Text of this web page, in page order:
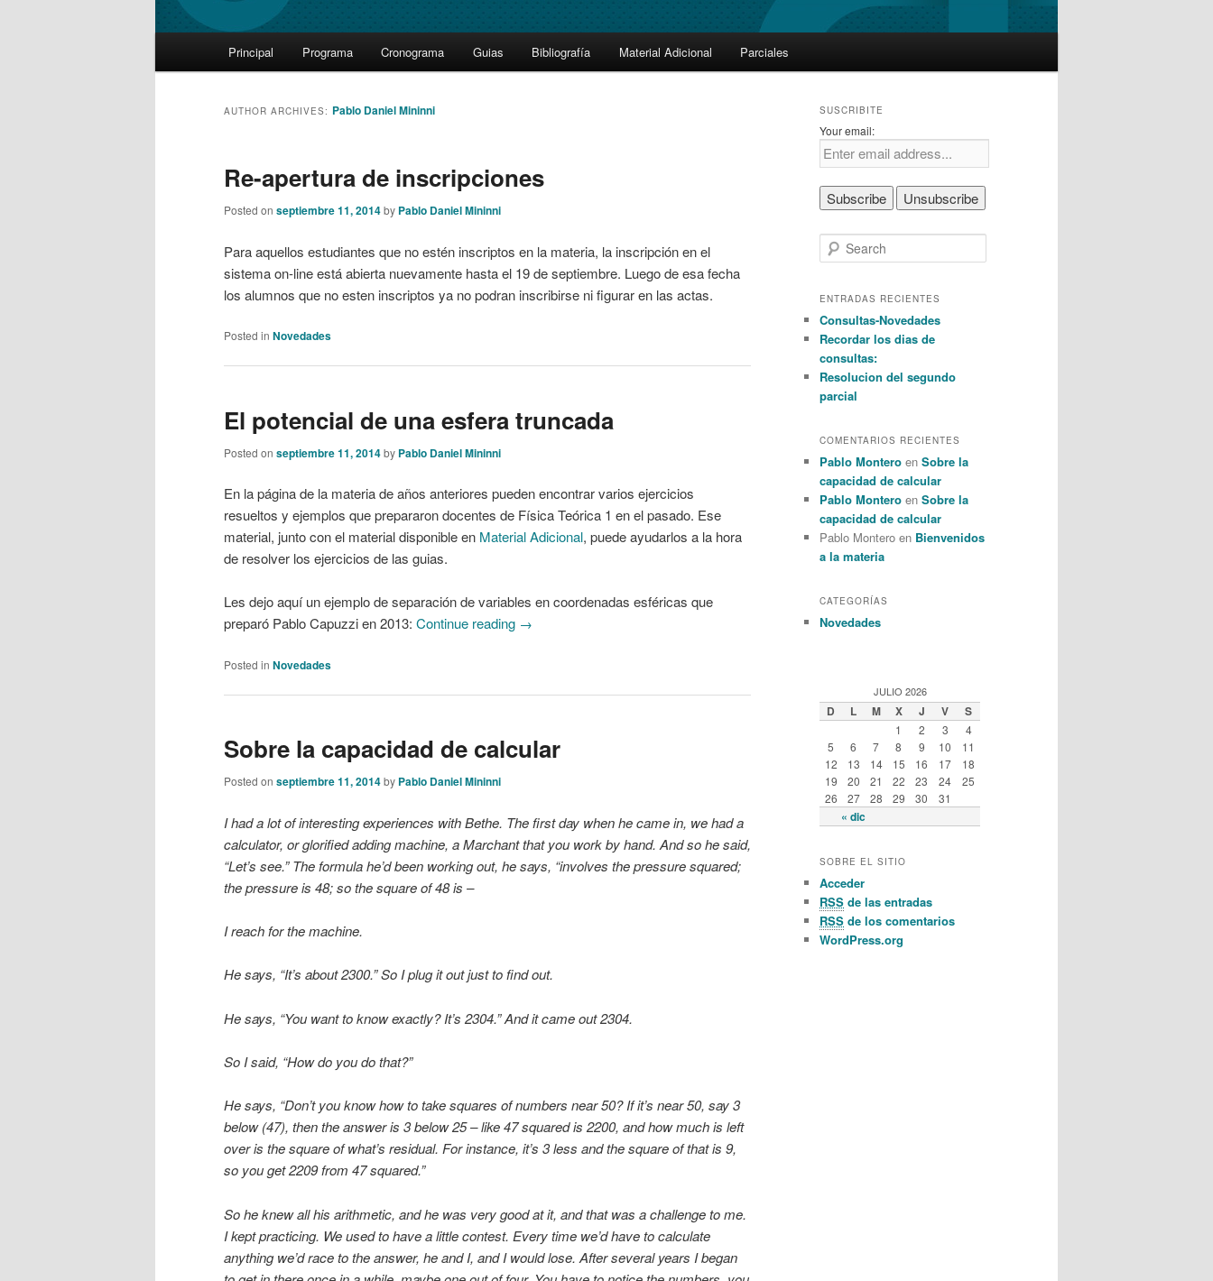
Skip
content
Skip
content
Principal Programa Cronograma Guias Bibliografía Material Adicional Parciales
AUTHOR ARCHIVES: Pablo Daniel Mininni
Re-apertura de inscripciones
Posted on septiembre 11, 2014by Pablo Daniel Mininni
Para aquellos estudiantes que no estén inscriptos en la materia, la inscripción en el
sistema on-line está abierta nuevamente hasta el 19 de septiembre. Luego de esa fecha
los alumnos que no esten inscriptos ya no podran inscribirse ni figurar en las actas.
Posted in Novedades
El potencial de una esfera truncada
Posted on septiembre 11, 2014by Pablo Daniel Mininni
En la página de la materia de años anteriores pueden encontrar varios ejercicios
resueltos y ejemplos que prepararon docentes de Física Teórica 1 en el pasado. Ese
material, junto con el material disponible en Material Adicional, puede ayudarlos a la hora
de resolver los ejercicios de las guias.
Les dejo aquí un ejemplo de separación de variables en coordenadas esféricas que
preparó Pablo Capuzzi en 2013: Continue reading →
Posted in Novedades
Sobre la capacidad de calcular
Posted on septiembre 11, 2014by Pablo Daniel Mininni
I had a lot of interesting experiences with Bethe. The first day when he came in, we had a
calculator, or glorified adding machine, a Marchant that you work by hand. And so he said,
“Let’s see.” The formula he’d been working out, he says, “involves the pressure squared;
the pressure is 48; so the square of 48 is –
I reach for the machine.
He says, “It’s about 2300.” So I plug it out just to find out.
He says, “You want to know exactly? It’s 2304.” And it came out 2304.
So I said, “How do you do that?”
He says, “Don’t you know how to take squares of numbers near 50? If it’s near 50, say 3
below (47), then the answer is 3 below 25 – like 47 squared is 2200, and how much is left
over is the square of what’s residual. For instance, it’s 3 less and the square of that is 9,
so you get 2209 from 47 squared.”
So he knew all his arithmetic, and he was very good at it, and that was a challenge to me.
I kept practicing. We used to have a little contest. Every time we’d have to calculate
anything we’d race to the answer, he and I, and I would lose. After several years I began
SUSCRIBITE
Your email:
e
r
h
ENTRADAS RECIENTES
Consultas-Novedades
Recordar los dias de
consultas:
Resolucion del segundo
parcial
COMENTARIOS RECIENTES
Pablo Montero en Sobre la
capacidad de calcular
Pablo Montero en Sobre la
capacidad de calcular
Pablo Montero en Bienvenidos
a la materia
CATEGORÍAS
Novedades
JULIO 2026
D L M X J V S
« dic
1 2 3
4
5
6 7 8 9 10
11
12
13 14 15 16 17
18
19
20 21 22 23 24
25
26
27 28 29 30 31
SOBRE EL SITIO
Acceder
RSS de las entradas
RSS de los comentarios
WordPress.org